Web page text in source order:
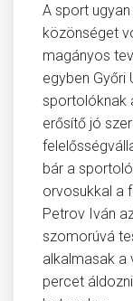
A sport
közönséget
magányos
egyben Győri
sportolóknak
erősítő jó
bár a
orvosukkal a
Petrov Iván
szomorúvá
alkalmasak a
percet